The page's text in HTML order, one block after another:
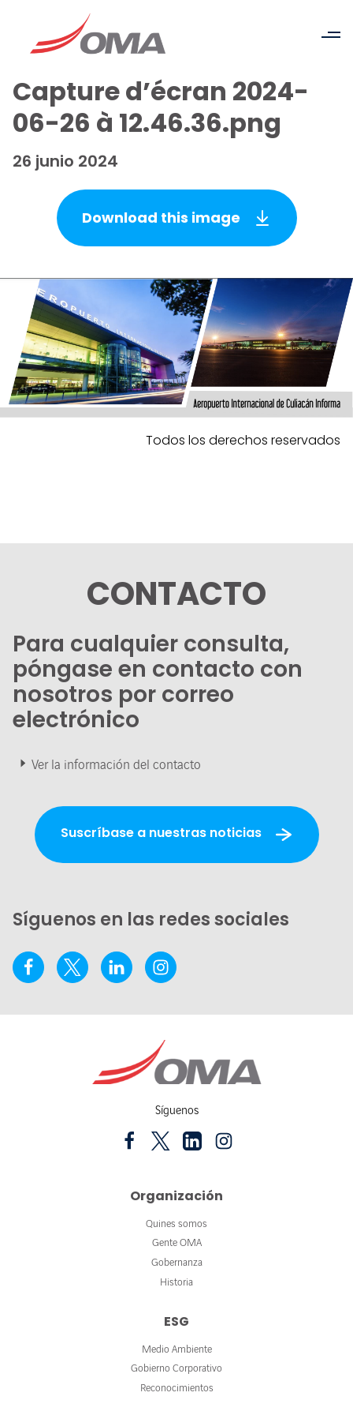
Capture d’écran 2024-
06-26 à 12.46.36.png
26 junio 2024
Download this image
Todos los derechos reservados
CONTACTO
Para cualquier consulta,
póngase en contacto con
nosotros por correo
electrónico
Ver la información del contacto
Suscríbase a nuestras noticias
Síguenos en las redes sociales
Síguenos
Organización
Quines somos
Gente OMA
Gobernanza
Historia
ESG
Medio Ambiente
Gobierno Corporativo
Reconocimientos